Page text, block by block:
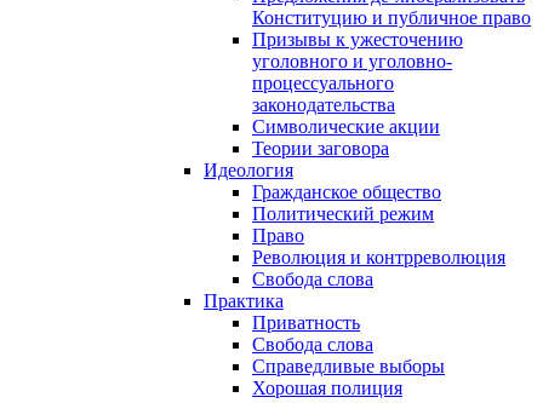
Конституцию и публичное право
Призывы к ужесточению
уголовного и уголовно-
процессуального
законодательства
Символические акции
Теории заговора
Идеология
Гражданское общество
Политический режим
Право
Революция и контрреволюция
Свобода слова
Практика
Приватность
Свобода слова
Справедливые выборы
Хорошая полиция